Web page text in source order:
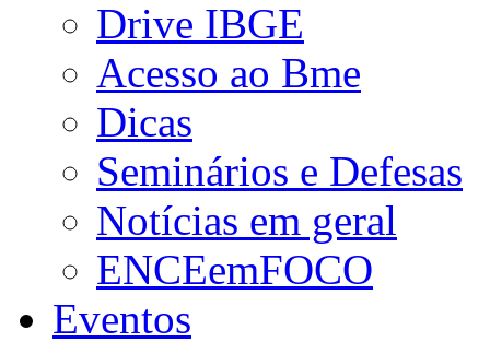
Drive IBGE
Acesso ao Bme
Dicas
Seminários e Defesas
Notícias em geral
ENCEemFOCO
Eventos